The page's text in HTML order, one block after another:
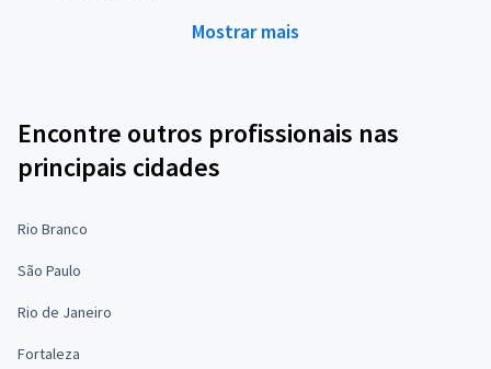
Mostrar mais
Encontre outros profissionais nas
principais cidades
Rio Branco
São Paulo
Rio de Janeiro
Fortaleza